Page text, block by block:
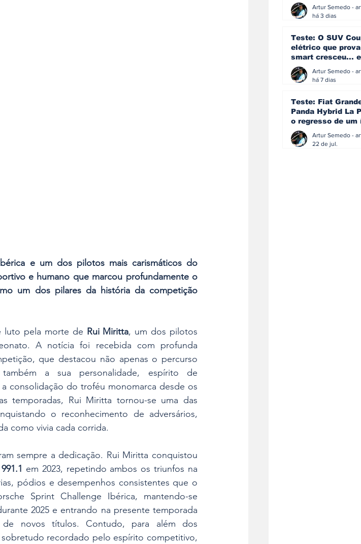
e um dos pilotos mais carismáticos do
e humano que marcou profundamente o
um dos pilares da história da competição
luto pela morte de Rui Miritta, um dos pilotos
A notícia foi recebida com profunda
que destacou não apenas o percurso
a sua personalidade, espírito de
consolidação do troféu monomarca desde os
temporadas, Rui Miritta tornou-se uma das
o reconhecimento de adversários,
como vivia cada corrida.
sempre a dedicação. Rui Miritta conquistou
em 2023, repetindo ambos os triunfos na
pódios e desempenhos consistentes que o
Sprint Challenge Ibérica, mantendo-se
2025 e entrando na presente temporada
de novos títulos. Contudo, para além dos
recordado pelo espírito competitivo,
ainda acredita na
manualhá 3 dias
Teste: O SUV
elétrico que
smart cresceu... e
amadureceu
há 7 dias
Teste: Fiat
Panda Hybrid La
o regresso de um
que percebeu que
evoluir não
perder a
22 de jul.